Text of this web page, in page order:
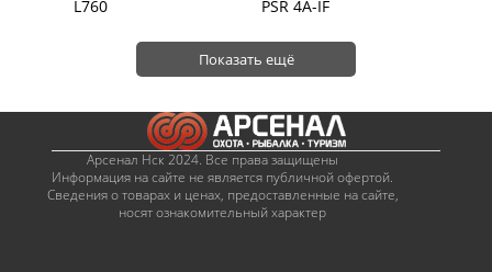
L760
PSR 4A-IF
Показать ещё
Арсенал Нск 2024. Все права защищены
Информация на сайте не является публичной офертой.
Сведения о товарах и ценах, предоставленные на сайте,
носят ознакомительный характер